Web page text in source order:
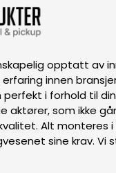
opptatt av
innen
i forhold til
aktører, som ikke
Alt monteres
sine krav. Vi